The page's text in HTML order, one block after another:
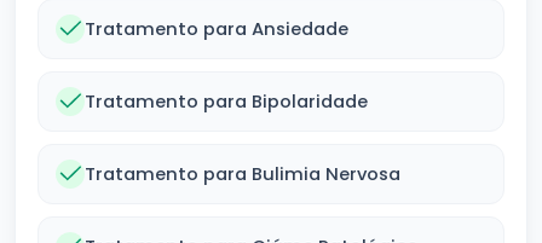
Tratamento para Ansiedade
Tratamento para Bipolaridade
Tratamento para Bulimia Nervosa